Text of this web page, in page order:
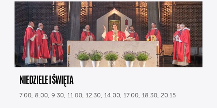
NIEDZIELE I ŚWIĘTA
7.00, 8.00, 9.30, 11.00, 12.30, 14.00, 17.00, 18.30, 20.15